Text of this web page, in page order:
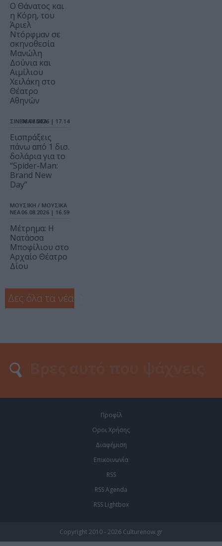
Ο Θάνατος και
η Κόρη, του
Άριελ
Ντόρφμαν σε
σκηνοθεσία
Μανώλη
Δούνια και
Αιμίλιου
Χειλάκη στο
Θέατρο
Αθηνών
ΣΙΝΕΜΑ / ΝΕΑ
06.08.2026 | 17.14
Εισπράξεις
πάνω από 1 δισ.
δολάρια για το
“Spider-Man:
Brand New
Day”
ΜΟΥΣΙΚΗ / ΜΟΥΣΙΚΑ
ΝΕΑ 06.08.2026 | 16.59
Μέτρημα: Η
Νατάσσα
Μποφίλιου στο
Αρχαίο Θέατρο
Δίου
Δες όλα τα νέα
Προφίλ
Οροι Χρήσης
Διαφήμιση
Επικοινωνία
RSS
RSS Agenda
RSS Lightbox
Copyright 2010 - 2026 Culturenow.gr